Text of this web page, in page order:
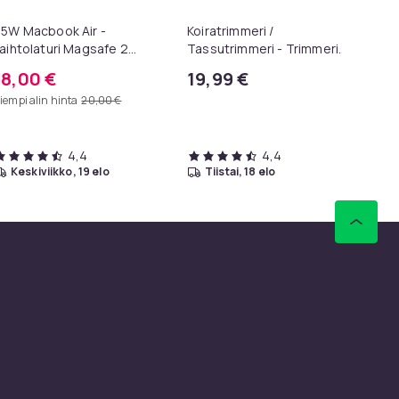
Macbook Air -
Magsafe 2
€
alin hinta 20,00 €
4,4
keskiviikko, 19 elo
Koiratrimmeri /
Tassutrimmeri - Trimmeri
19,99 €
4,4
tiistai, 18 elo